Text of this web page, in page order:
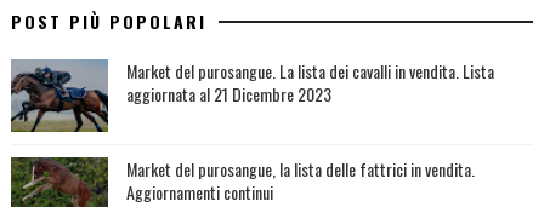
POST PIÙ POPOLARI
Market del purosangue. La lista dei cavalli in vendita. Lista
aggiornata al 21 Dicembre 2023
Market del purosangue, la lista delle fattrici in vendita.
Aggiornamenti continui